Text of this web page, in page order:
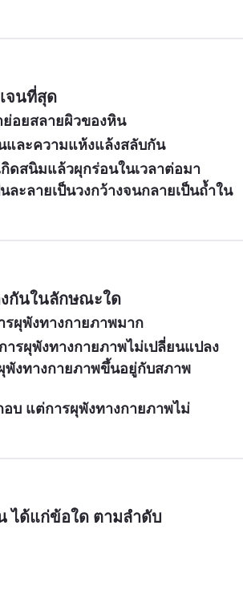
จนที่สุด
อยสลายผิวของหิน
และความแห้งแล้งสลับกัน
ดสนิมแล้วผุกร่อนในเวลาต่อมา
ลายเป็นวงกว้างจนกลายเป็นถ้ำใน
งกันในลักษณะใด
รผุพังทางกายภาพมาก
รผุพังทางกายภาพไม่เปลี่ยนแปลง
งทางกายภาพขึ้นอยู่กับสภาพ
อบ แต่การผุพังทางกายภาพไม่
ได้แก่ข้อใด ตามลำดับ